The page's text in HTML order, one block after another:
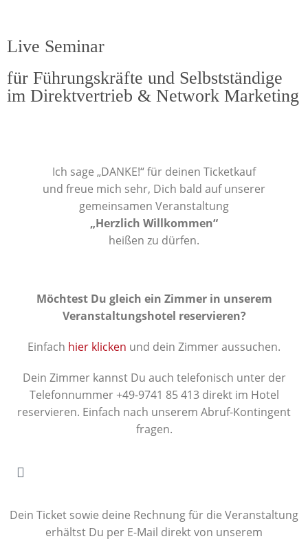
Live Seminar
für Führungskräfte und Selbstständige
im Direktvertrieb & Network Marketing​
Ich sage „DANKE!“ für deinen Ticketkauf
und freue mich sehr, Dich bald auf unserer
gemeinsamen Veranstaltung
„Herzlich Willkommen“
heißen zu dürfen.
Möchtest Du gleich ein Zimmer in unserem
Veranstaltungshotel reservieren?
Einfach hier klicken und dein Zimmer aussuchen.
Dein Zimmer kannst Du auch telefonisch unter der
Telefonnummer +49-9741 85 413 direkt im Hotel
reservieren. Einfach nach unserem Abruf-Kontingent
fragen.
Dein Ticket sowie deine Rechnung für die Veranstaltung
erhältst Du per E-Mail direkt von unserem